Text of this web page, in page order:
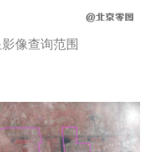
像查询范围